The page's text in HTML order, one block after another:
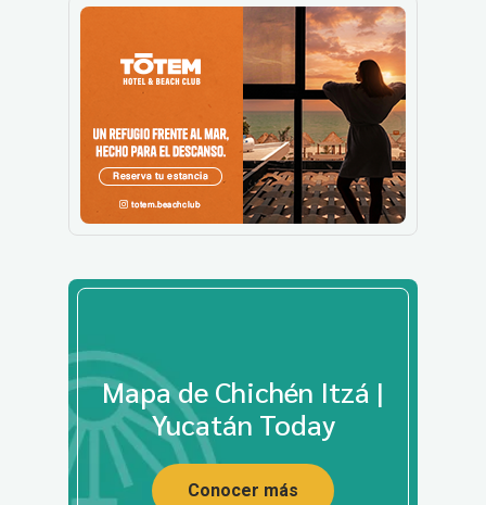
Mapa de Chichén Itzá |
Yucatán Today
Conocer más